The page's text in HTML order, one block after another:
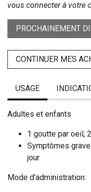
vous connecter à votre
PROCHAINEMENT
CONTINUER MES
USAGE
Adultes et enfants
1 goutte par oeil,
Symptômes
jour.
Mode d'administration: